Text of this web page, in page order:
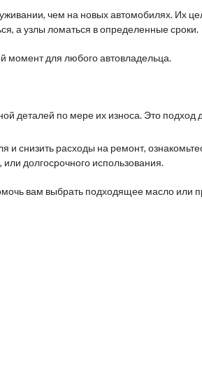
чем на новых автомобилях. Их
а узлы ломаться в определенные сроки.
момент для любого автовладельца.
деталей по мере их износа. Это подход
и снизить расходы на ремонт,
долгосрочного использования.
вам выбрать подходящее масло или